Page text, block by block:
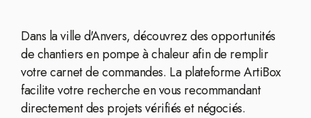
Dans la ville d'Anvers, découvrez des opportunités
de chantiers en pompe à chaleur afin de remplir
votre carnet de commandes. La plateforme ArtiBox
facilite votre recherche en vous recommandant
directement des projets vérifiés et négociés.